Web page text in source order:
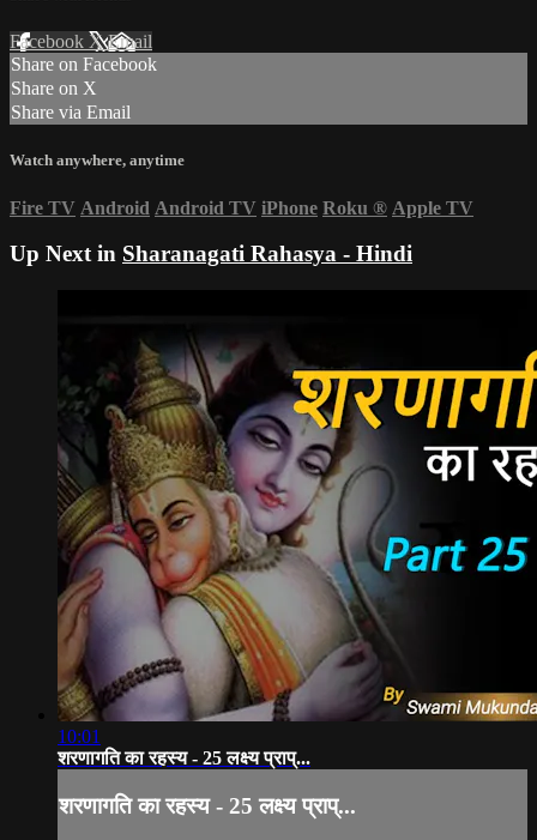
Facebook XEmail
Share on Facebook
Share on X
Share via Email
Watch anywhere, anytime
Fire TV Android Android TV iPhone Roku ® Apple TV
Up Next in Sharanagati Rahasya - Hindi
10:01
शरणागति का रहस्य - 25 लक्ष्य प्राप्...
शरणागति का रहस्य - 25 लक्ष्य प्राप्...